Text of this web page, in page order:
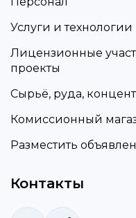
Услуги и технологии
Лицензионные
проекты
Сырьё, руда,
Комиссионный
Разместить
Контакты